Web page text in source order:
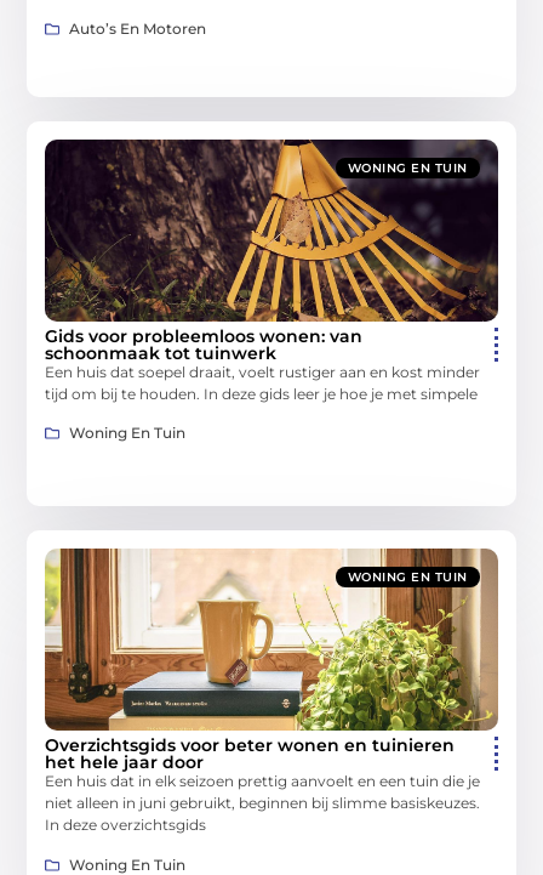
Auto’s En Motoren
WONING EN TUIN
Gids voor probleemloos wonen: van
schoonmaak tot tuinwerk
Een huis dat soepel draait, voelt rustiger aan en kost minder
tijd om bij te houden. In deze gids leer je hoe je met simpele
Woning En Tuin
WONING EN TUIN
Overzichtsgids voor beter wonen en tuinieren
het hele jaar door
Een huis dat in elk seizoen prettig aanvoelt en een tuin die je
niet alleen in juni gebruikt, beginnen bij slimme basiskeuzes.
In deze overzichtsgids
Woning En Tuin